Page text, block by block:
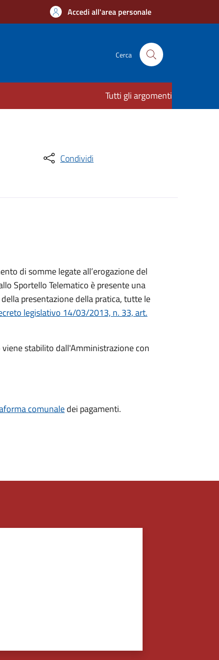
Accedi all'area personale
Cerca
Tutti gli argomenti
Condividi
di somme legate all’erogazione del
Sportello Telematico è presente una
presentazione della pratica, tutte le
legislativo 14/03/2013, n. 33, art.
stabilito dall'Amministrazione con
comunaledei pagamenti.